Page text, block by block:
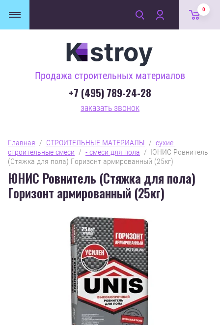
0
Продажа строительных материалов
+7 (495) 789-24-28
заказать звонок
Главная
  /
СТРОИТЕЛЬНЫЕ МАТЕРИАЛЫ
  /
сухие
строительные смеси
  /
- смеси для пола
  /  ЮНИС Ровнитель
(Стяжка для пола) Горизонт армированный (25кг)
ЮНИС Ровнитель (Стяжка для пола)
Горизонт армированный (25кг)